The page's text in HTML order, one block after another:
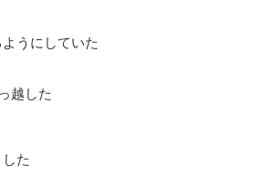
うにしていた
越した
た